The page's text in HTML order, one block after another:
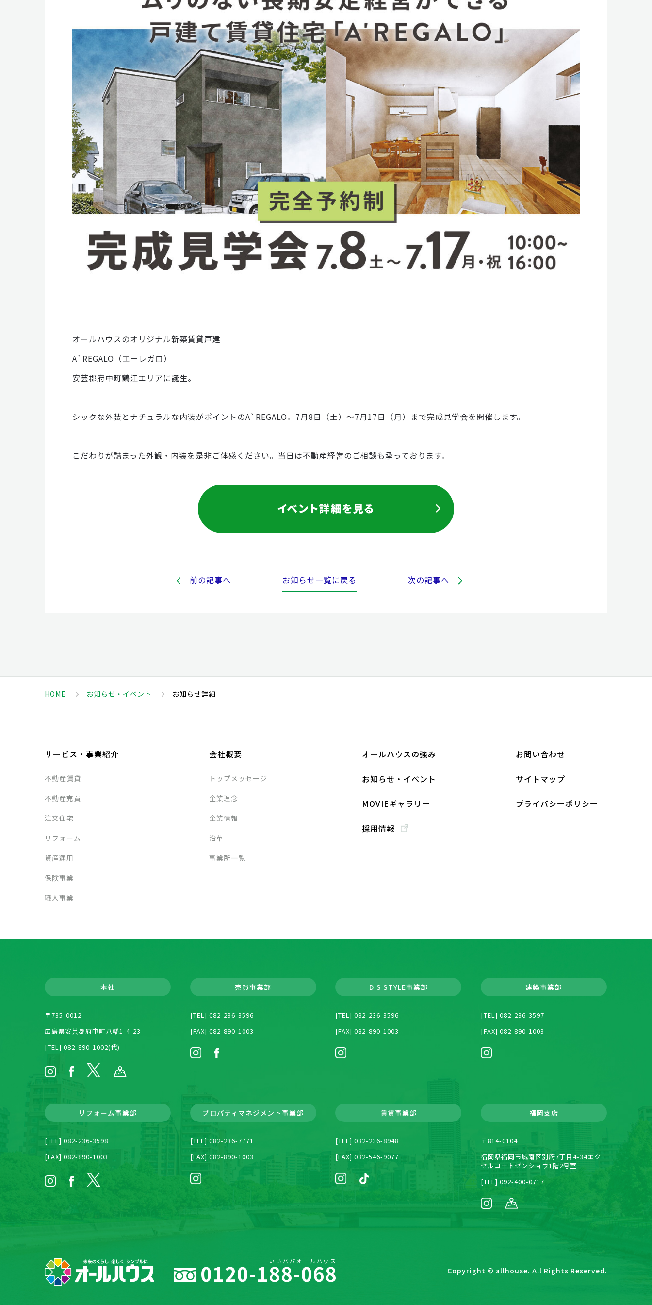
オールハウスのオリジナル新築賃貸戸建
A`REGALO（エーレガロ）
安芸郡府中町鶴江エリアに誕生。
シックな外装とナチュラルな内装がポイントのA`REGALO。7月8日（土）～7月17日（月）まで完成見学会を開催します。
こだわりが詰まった外観・内装を是非ご体感ください。当日は不動産経営のご相談も承っております。
前の記事へ お知らせ一覧に戻る 次の記事へ
HOME お知らせ・イベント お知らせ詳細
サービス・事業紹介
不動産賃貸
不動産売買
注文住宅
リフォーム
資産運用
保険事業
職人事業
会社概要
トップメッセージ
企業理念
企業情報
沿革
事業所一覧
オールハウスの強み
お知らせ・イベント
MOVIEギャラリー
採用情報
お問い合わせ
サイトマップ
プライバシーポリシー
本社
〒735-0012
広島県安芸郡府中町八幡1-4-23
[TEL] 082-890-1002(代)
売買事業部
[TEL] 082-236-3596
[FAX] 082-890-1003
D'S STYLE事業部
[TEL] 082-236-3596
[FAX] 082-890-1003
建築事業部
[TEL] 082-236-3597
[FAX] 082-890-1003
リフォーム事業部
[TEL] 082-236-3598
[FAX] 082-890-1003
プロパティマネジメント事業部
[TEL] 082-236-7771
[FAX] 082-890-1003
賃貸事業部
[TEL] 082-236-8948
[FAX] 082-546-9077
福岡支店
〒814-0104
福岡県福岡市城南区別府7丁目4-34エク
セルコートゼンショウ1階2号室
[TEL] 092-400-0717
いいパパオールハウス
0120-188-068 Copyright © allhouse. All Rights Reserved.